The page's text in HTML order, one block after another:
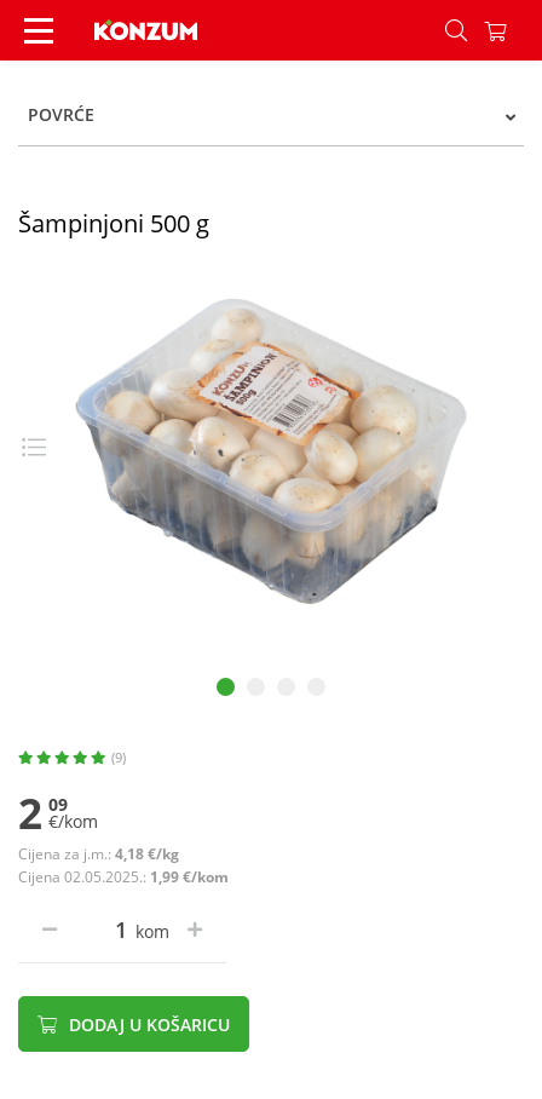
Šampinjoni 500 g - Konzum
POVRĆE
Šampinjoni 500 g
(9)
2 09
€/kom
Cijena za j.m.: 4,18 €/kg
Cijena 02.05.2025.: 1,99 €/kom
kom
DODAJ U KOŠARICU